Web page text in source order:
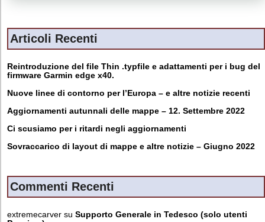
Restriction of processing is the marking of stored
personal data with the aim of limiting their
processing in the future.
Profiling means any form of automated processing
data to evaluate certain personal aspects relating
to a natural person, in particular to analyse or
performance at work, economic situation, health,
personal preferences, interests, reliability,
behaviour, location or movements.
Articoli Recenti
Reintroduzione del file Thin .typfile e adattamenti per i bug del
firmware Garmin edge x40.
Nuove linee di contorno per l’Europa – e altre notizie recenti
Aggiornamenti autunnali delle mappe – 12. Settembre 2022
Ci scusiamo per i ritardi negli aggiornamenti
Sovraccarico di layout di mappe e altre notizie – Giugno 2022
Commenti Recenti
extremecarver su Supporto Generale in Tedesco (solo utenti